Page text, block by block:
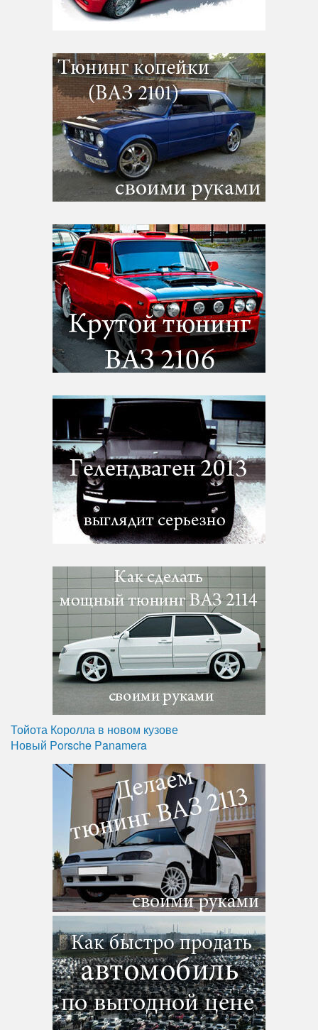
Тойота Королла в новом кузове
Новый Porsche Panamera